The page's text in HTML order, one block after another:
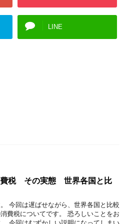
LINE
費税 その実態 世界各国と比
今回は遅ばせながら、世界各国と比較
費税についてです。 恐ろしいことをお